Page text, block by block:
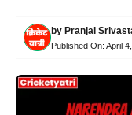
by Pranjal
Published On: April